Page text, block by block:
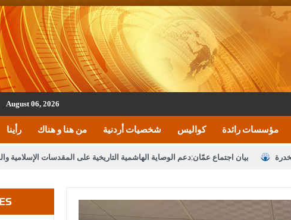
August 06, 2026
رأينا من هنا و هناك شخصيات أردنية كواليس مؤسسات رائدة
بيان اجتماع عمّان:دعم الوصاية الهاشمية التاريخية على المقدسات الإسلامية
القاضي يلتقي رؤساء تحرير الصحف اليومية ويؤكد حرص مجلس النواب على شراكة فاعلة مع